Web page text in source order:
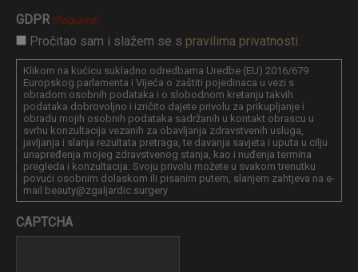
GDPR (Required)
Pročitao sam i slažem se s pravilima privatnosti.
Klikom na kućicu sukladno odredbama Uredbe (EU) 2016/679
Europskog parlamenta i Vijeća o zaštiti pojedinaca u vezi s
obradom osobnih podataka i o slobodnom kretanju takvih
podataka dobrovoljno i izričito dajete privolu za prikupljanje i
obradu mojih osobnih podataka sadržanih u kontakt obrascu u
svrhu konzultacija vezanih za obavljanja zdravstvenih usluga,
javljanja i slanja rezultata pretraga, te davanja savjeta i uputa u cilju
unapređenja mojeg zdravstvenog stanja, kao i nuđenja termina
pregleda i konzultacija. Svoju privolu možete u svakom trenutku
povući osobnim dolaskom ili pisanim putem, slanjem zahtjeva na e-
mail beauty@zgaljardic.surgery
CAPTCHA